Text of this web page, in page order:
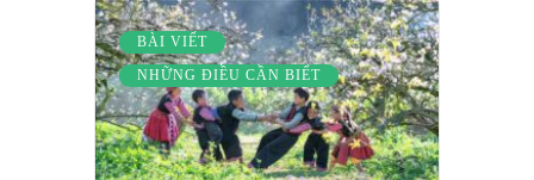
BÀI VIẾT
NHỮNG ĐIỀU CẦN BIẾT